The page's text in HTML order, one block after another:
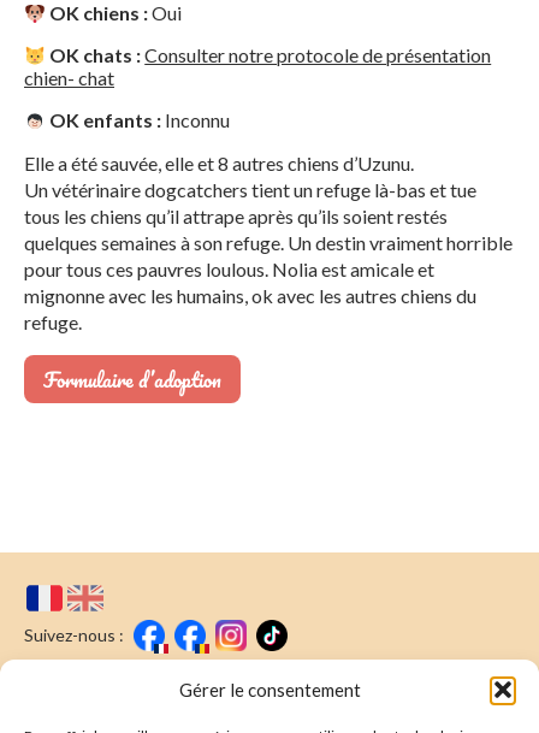
Gérer le consentement
OK chiens :Oui
OK chats :Consulter notre protocole de présentation
chien- chat
OK enfants : Inconnu
Elle a été sauvée, elle et 8 autres chiens d’Uzunu.
Un vétérinaire dogcatchers tient un refuge là-bas et tue
tous les chiens qu’il attrape après qu’ils soient restés
quelques semaines à son refuge. Un destin vraiment horrible
pour tous ces pauvres loulous. Nolia est amicale et
mignonne avec les humains, ok avec les autres chiens du
refuge.
Formulaire d’adoption
Suivez-nous :
Nous écrire